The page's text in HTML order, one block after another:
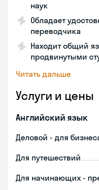
наук
Обладает
переводчика
Находит общий
продвинутыми
Читать дальше
Услуги и цены
Английский язык
Деловой - для
Для путешествий
Для начинающих -